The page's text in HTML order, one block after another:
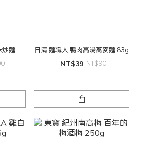
炒麵 日清 麵職人 鴨肉高湯蕎麥麵 83g
NT$39 NT$90